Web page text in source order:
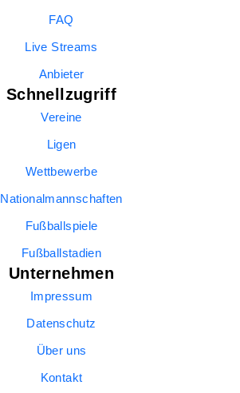
FAQ
Live Streams
Anbieter
Schnellzugriff
Vereine
Ligen
Wettbewerbe
Nationalmannschaften
Fußballspiele
Fußballstadien
Unternehmen
Impressum
Datenschutz
Über uns
Kontakt